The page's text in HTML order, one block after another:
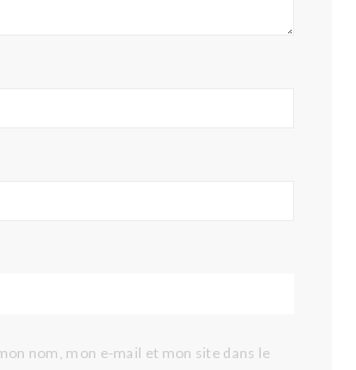
nom, mon e-mail et mon site dans le